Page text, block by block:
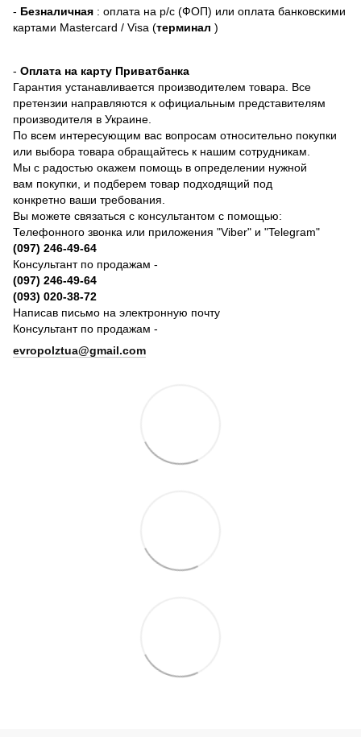
- Безналичная : оплата на р/с (ФОП) или оплата банковскими
картами Mastercard / Visa (терминал )
- Оплата на карту Приватбанка
Гарантия устанавливается производителем товара. Все
претензии направляются к официальным представителям
производителя в Украине.
По всем интересующим вас вопросам относительно покупки
или выбора товара обращайтесь к нашим сотрудникам.
Мы с радостью окажем помощь в определении нужной
вам покупки, и подберем товар подходящий под
конкретно ваши требования.
Вы можете связаться с консультантом с помощью:
Телефонного звонка или приложения "Viber" и "Telegram"
(097) 246-49-64
Консультант по продажам -
(097) 246-49-64
(093) 020-38-72
Написав письмо на электронную почту
Консультант по продажам -
evropolztua@gmail.com